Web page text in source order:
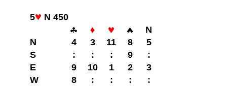
5
N 450
N
N
4 3 11 8
5
S
: : : 9
:
E
9 10 1 2
3
W
8 : : : :